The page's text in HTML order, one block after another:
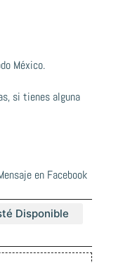
México.
si tienes alguna
en Facebook
Disponible